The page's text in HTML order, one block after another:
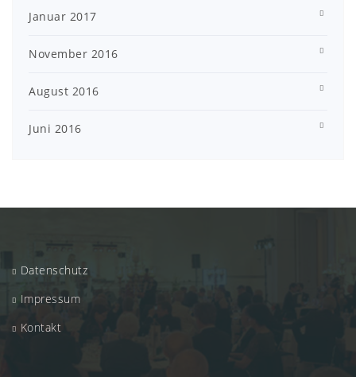
Januar 2017
November 2016
August 2016
Juni 2016
Datenschutz
Impressum
Kontakt